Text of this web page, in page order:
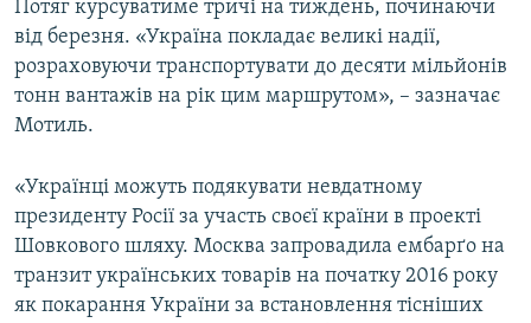
Потяг курсуватиме тричі на тиждень, починаючи
від березня. «Україна покладає великі надії,
розраховуючи транспортувати до десяти мільйонів
тонн вантажів на рік цим маршрутом», – зазначає
Мотиль.
«Українці можуть подякувати невдатному
президенту Росії за участь своєї країни в проекті
Шовкового шляху. Москва запровадила ембарґо на
транзит українських товарів на початку 2016 року
як покарання України за встановлення тісніших